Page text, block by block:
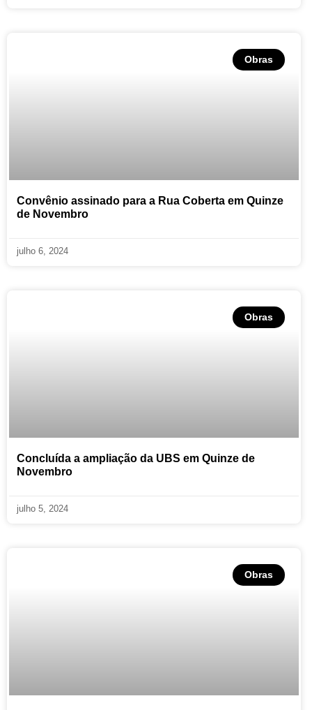
Obras
Convênio assinado para a Rua Coberta em Quinze
de Novembro
julho 6, 2024
Obras
Concluída a ampliação da UBS em Quinze de
Novembro
julho 5, 2024
Obras